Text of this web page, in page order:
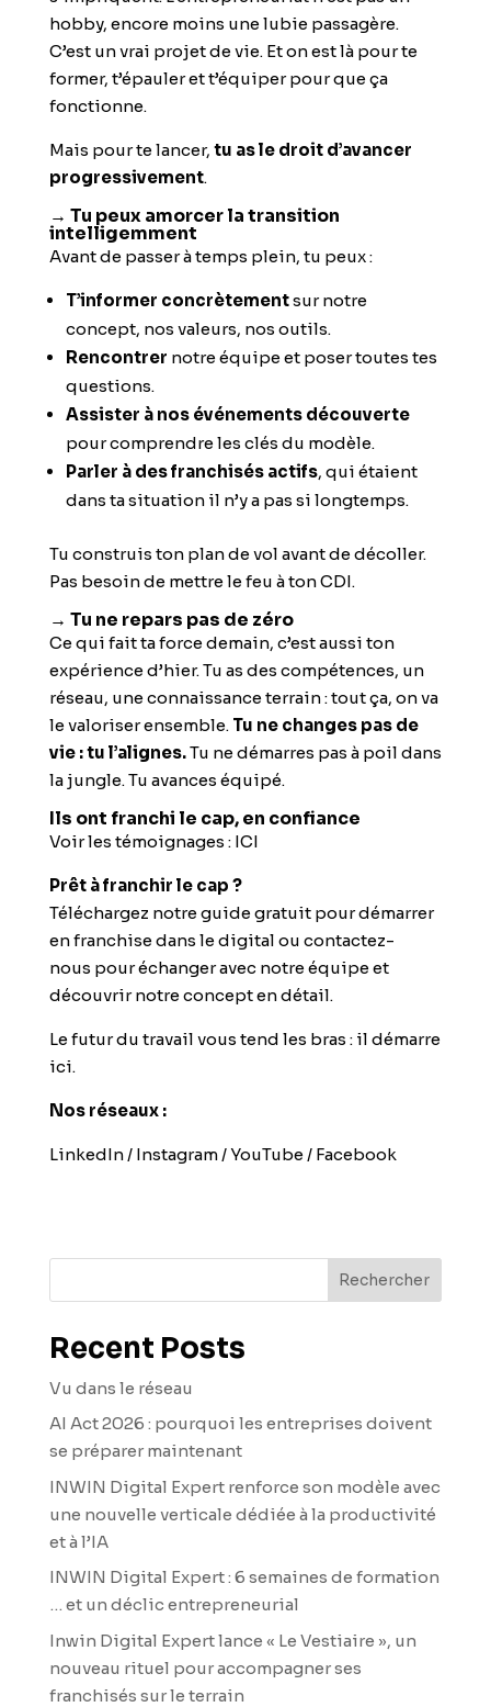
hobby, encore moins une lubie passagère.
C’est un vrai projet de vie. Et on est là pour te
former, t’épauler et t’équiper pour que ça
fonctionne.
Mais pour te lancer, tu as le droit d’avancer
progressivement.
→ Tu peux amorcer la transition
intelligemment
Avant de passer à temps plein, tu peux :
T’informer concrètementsur notre
concept, nos valeurs, nos outils.
Rencontrer notre équipe et poser toutes tes
questions.
Assister à nos événements découverte
pour comprendre les clés du modèle.
Parler à des franchisés actifs, qui étaient
dans ta situation il n’y a pas si longtemps.
Tu construis ton plan de vol avant de décoller.
Pas besoin de mettre le feu à ton CDI.
→ Tu ne repars pas de zéro
Ce qui fait ta force demain, c’est aussi ton
expérience d’hier. Tu as des compétences, un
réseau, une connaissance terrain : tout ça, on va
le valoriser ensemble. Tu ne changes pas de
vie : tu l’alignes.Tu ne démarres pas à poil dans
la jungle. Tu avances équipé.
Ils ont franchi le cap, en confiance
Voir les témoignages : ICI
Prêt à franchir le cap ?
Téléchargez notre guide gratuit pour démarrer
en franchise dans le digital ou contactez-
nous pour échanger avec notre équipe et
découvrir notre concept en détail.
Le futur du travail vous tend les bras : il démarre
ici.
Nos réseaux :
LinkedIn/ Instagram/YouTube/ Facebook
Rechercher
Recent Posts
Vu dans le réseau
AI Act 2026 : pourquoi les entreprises doivent
se préparer maintenant
INWIN Digital Expert renforce son modèle avec
une nouvelle verticale dédiée à la productivité
et à l’IA
INWIN Digital Expert : 6 semaines de formation
… et un déclic entrepreneurial
Inwin Digital Expert lance « Le Vestiaire », un
nouveau rituel pour accompagner ses
franchisés sur le terrain